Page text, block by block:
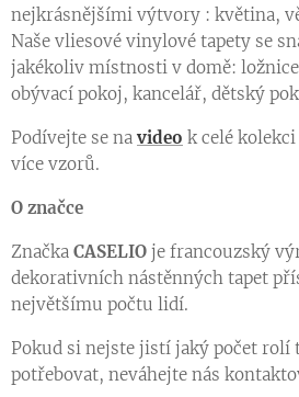
nejkrásnějšími výtvory : květina,
Naše vliesové vinylové tapety se
jakékoliv místnosti v domě:
obývací pokoj, kancelář, dětský
Podívejte se na video k celé
více vzorů.
O značce
Značka CASELIO je francouzský
dekorativních nástěnných tapet
největšímu počtu lidí.
Pokud si nejste jistí jaký počet rolí
potřebovat, neváhejte nás